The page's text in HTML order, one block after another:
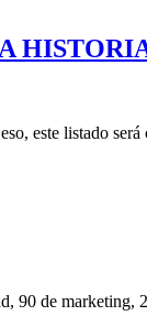
este listado
90 de marketing,